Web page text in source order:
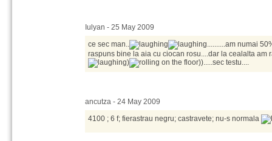
Iulyan - 25 May 2009
ce sec man..
..........am numai
raspuns bine la aia cu ciocan rosu....dar la cealalta am
)
)).....sec testu....
ancutza - 24 May 2009
4100 ; 6 f; fierastrau negru; castravete; nu-s normala